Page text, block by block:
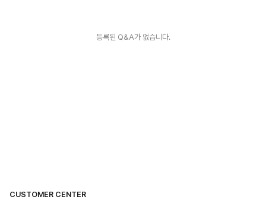
등록된 Q&A가 없습니다.
CUSTOMER CENTER